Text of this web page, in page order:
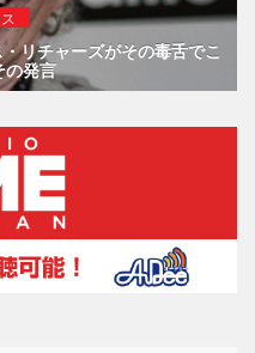
リチャーズがその毒舌でこ
の発言